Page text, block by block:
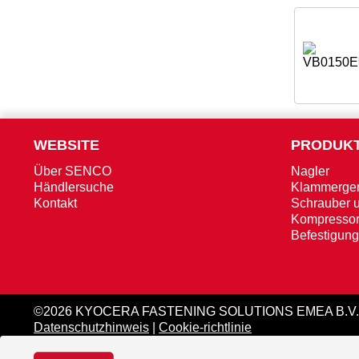
WEBSITE
Über SENCO
Händlersuche
Kontakt
Nagler
Schrauber
©2026 KYOCERA FASTENING SOLUTIONS EMEA B.V.
Datenschutzhinweis
Cookie-richtlinie